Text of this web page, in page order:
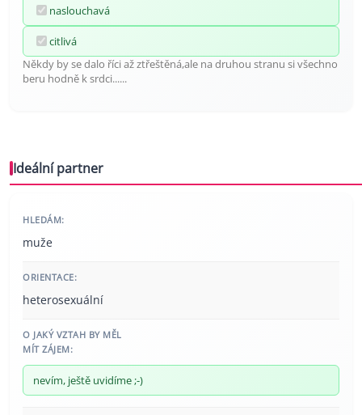
naslouchavá
citlivá
Někdy by se dalo říci až ztřeštěná,ale na druhou stranu si všechno
beru hodně k srdci......
Ideální partner
HLEDÁM:
muže
ORIENTACE:
heterosexuální
O JAKÝ VZTAH BY MĚL
MÍT ZÁJEM:
nevím, ještě uvidíme ;-)